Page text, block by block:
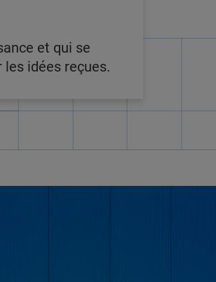
et qui se
idées reçues.